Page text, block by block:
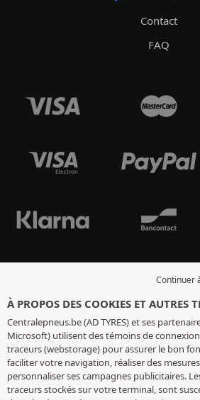
Contact
FAQ
Continuer
À PROPOS DES COOKIES ET AUTRES
Centralepneus.be (AD TYRES) et ses
Microsoft) utilisent des témoins de
traceurs (webstorage) pour assurer le bon
faciliter votre navigation, réaliser des
personnaliser ses campagnes publicitaires.
traceurs stockés sur votre terminal, sont